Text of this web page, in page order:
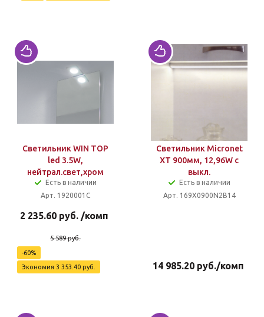
Светильник WIN TOP
led 3.5W,
нейтрал.свет,хром
Есть в наличии
Арт. 1920001C
2 235.60 руб. /комп
5 589руб.
-60%
Экономия 3 353.40 руб.
Светильник Micronet
XT 900мм, 12,96W с
выкл.
Есть в наличии
Арт. 169X0900N2B14
14 985.20руб./комп